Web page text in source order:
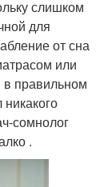
слишком
для
от сна
или
в правильном
сомнолог
.